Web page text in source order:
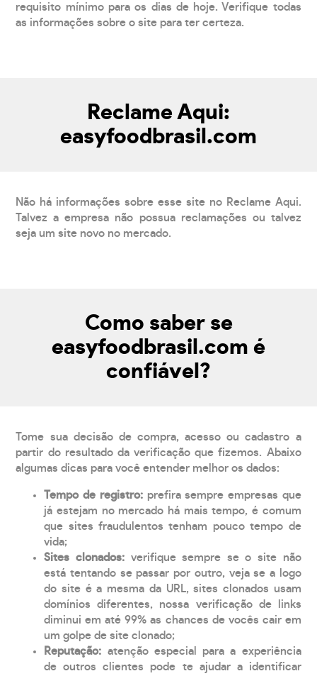
requisito mínimo para os dias de hoje. Verifique todas
as informações sobre o site para ter certeza.
Reclame Aqui:
easyfoodbrasil.com
Não há informações sobre esse site no Reclame Aqui.
Talvez a empresa não possua reclamações ou talvez
seja um site novo no mercado.
Como saber se
easyfoodbrasil.com é
confiável?
Tome sua decisão de compra, acesso ou cadastro a
partir do resultado da verificação que fizemos. Abaixo
algumas dicas para você entender melhor os dados:
Tempo de registro: prefira sempre empresas que
já estejam no mercado há mais tempo, é comum
que sites fraudulentos tenham pouco tempo de
vida;
Sites clonados: verifique sempre se o site não
está tentando se passar por outro, veja se a logo
do site é a mesma da URL, sites clonados usam
domínios diferentes, nossa verificação de links
diminui em até 99% as chances de vocês cair em
um golpe de site clonado;
Reputação: atenção especial para a experiência
de outros clientes pode te ajudar a identificar